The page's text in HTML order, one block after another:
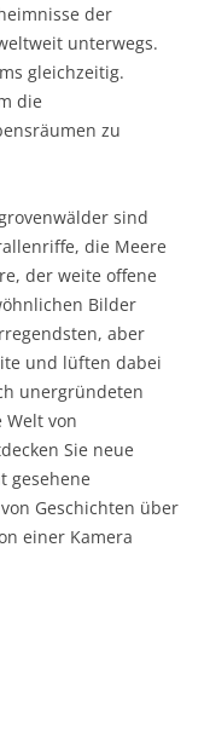
der
unterwegs.
gleichzeitig.
die
zu
sind
die Meere
der weite offene
Bilder
aber
und lüften dabei
unergründeten
Welt von
Sie neue
gesehene
Geschichten über
einer Kamera